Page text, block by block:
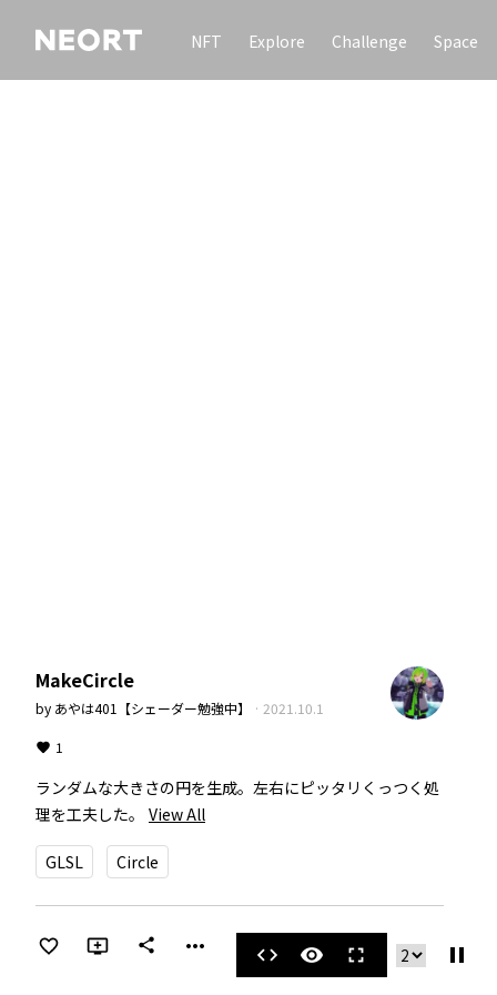
NFT Explore Challenge Space
MakeCircle
by あやは401【シェーダー勉強中】 · 2021.10.1
1
ランダムな大きさの円を生成。左右にピッタリくっつく処
理を工夫した。
View All
GLSL Circle
share more_horiz code visibility fullscreen pause